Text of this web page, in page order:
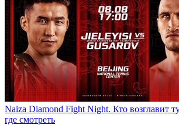
Naiza Diamond Fight Night. Кто возглавит
где смотреть